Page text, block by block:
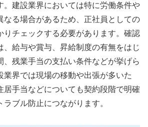
。建設業界においては特に労働条件や
なる場合があるため、正社員としての
りチェックする必要があります。確認
、給与や賞与、昇給制度の有無をはじ
、残業手当の支払い条件などが挙げら
業界では現場の移動や出張が多いた
居手当などについても契約段階で明確
ブル防止につながります。